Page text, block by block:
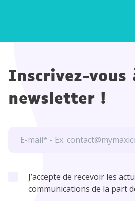
Inscrivez-vous
newsletter !
J’accepte de recevoir les
communications de la part